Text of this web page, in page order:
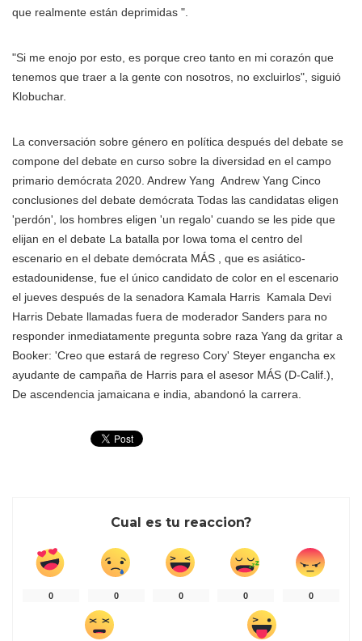
que realmente están deprimidas ".
"Si me enojo por esto, es porque creo tanto en mi corazón que
tenemos que traer a la gente con nosotros, no excluirlos", siguió
Klobuchar.
La conversación sobre género en política después del debate se
compone del debate en curso sobre la diversidad en el campo
primario demócrata 2020. Andrew Yang Andrew Yang Cinco
conclusiones del debate demócrata Todas las candidatas eligen
'perdón', los hombres eligen 'un regalo' cuando se les pide que
elijan en el debate La batalla por Iowa toma el centro del
escenario en el debate demócrata MÁS
, que es asiático-
estadounidense, fue el único candidato de color en el escenario
el jueves después de la senadora Kamala Harris Kamala Devi
Harris Debate llamadas fuera de moderador Sanders para no
responder inmediatamente pregunta sobre raza Yang da gritar a
Booker: 'Creo que estará de regreso Cory' Steyer engancha ex
ayudante de campaña de Harris para el asesor MÁS (D-Calif.),
De ascendencia jamaicana e india, abandonó la carrera.
Cual es tu reaccion?
0 0 0 0 0